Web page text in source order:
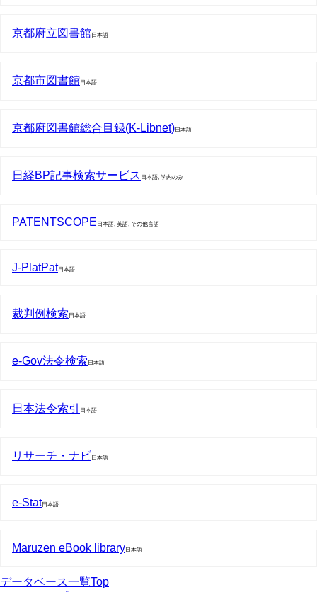
京都府立図書館 日本語
京都市図書館 日本語
京都府図書館総合目録(K-Libnet) 日本語
日経BP記事検索サービス 日本語, 学内のみ
PATENTSCOPE 日本語, 英語, その他言語
J-PlatPat 日本語
裁判例検索 日本語
e-Gov法令検索 日本語
日本法令索引 日本語
リサーチ・ナビ 日本語
e-Stat 日本語
Maruzen eBook library 日本語
データベース一覧Top